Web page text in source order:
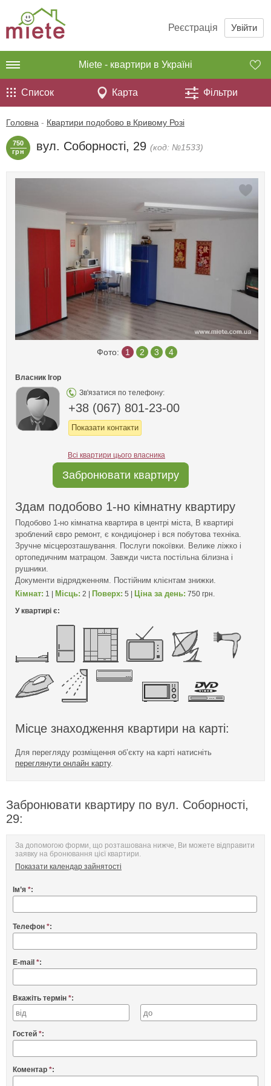
Реєстрація Увійти
Miete - квартири в Україні
Список Карта Фільтри
Головна - Квартири подобово в Кривому Розі
750
грн
вул. Соборності, 29 (код: №1533)
Фото: 1 2 3 4
Власник Ігор
Зв'язатися по телефону:
+38 (067) 801-23-00
Показати контакти
Всі квартири цього власника
Забронювати квартиру
Здам подобово 1-но кімнатну квартиру
Подобово 1-но кімнатна квартира в центрі міста, В квартирі
зроблений євро ремонт, є кондиціонер і вся побутова техніка.
Зручне місцерозташування. Послуги покоївки. Велике ліжко і
ортопедичним матрацом. Завжди чиста постільна білизна і
рушники.
Документи відрядженням. Постійним клієнтам знижки.
Кімнат: 1 | Місць: 2 | Поверх: 5 | Ціна за день: 750 грн.
У квартирі є:
Місце знаходження квартири на карті:
Для перегляду розміщення об’єкту на карті натисніть
переглянути онлайн карту.
Забронювати квартиру по вул. Соборності,
29:
За допомогою форми, що розташована нижче, Ви можете відправити
заявку на бронювання цієї квартири.
Показати календар зайнятості
Ім’я *:
Телефон *:
E-mail *:
Вкажіть термін *:
Гостей *:
Коментар *: